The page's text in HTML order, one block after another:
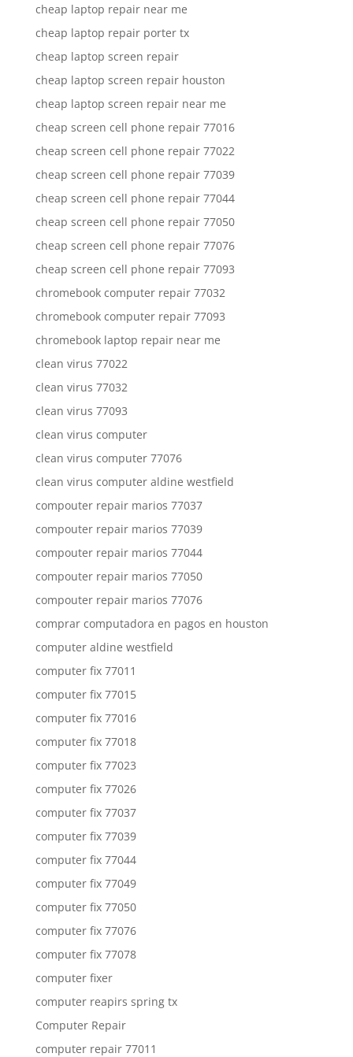
cheap laptop repair near me
cheap laptop repair porter tx
cheap laptop screen repair
cheap laptop screen repair houston
cheap laptop screen repair near me
cheap screen cell phone repair 77016
cheap screen cell phone repair 77022
cheap screen cell phone repair 77039
cheap screen cell phone repair 77044
cheap screen cell phone repair 77050
cheap screen cell phone repair 77076
cheap screen cell phone repair 77093
chromebook computer repair 77032
chromebook computer repair 77093
chromebook laptop repair near me
clean virus 77022
clean virus 77032
clean virus 77093
clean virus computer
clean virus computer 77076
clean virus computer aldine westfield
compouter repair marios 77037
compouter repair marios 77039
compouter repair marios 77044
compouter repair marios 77050
compouter repair marios 77076
comprar computadora en pagos en houston
computer aldine westfield
computer fix 77011
computer fix 77015
computer fix 77016
computer fix 77018
computer fix 77023
computer fix 77026
computer fix 77037
computer fix 77039
computer fix 77044
computer fix 77049
computer fix 77050
computer fix 77076
computer fix 77078
computer fixer
computer reapirs spring tx
Computer Repair
computer repair 77011